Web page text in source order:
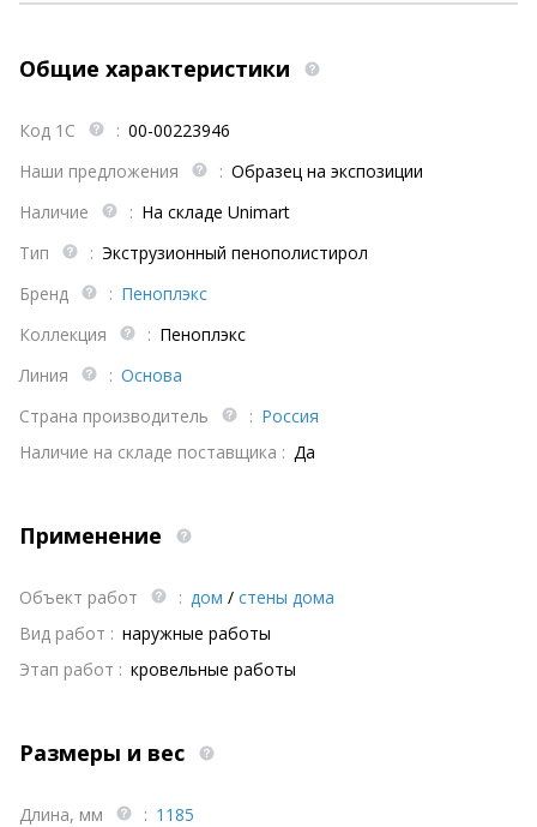
Общие характеристики
Код 1С : 00-00223946
Наши предложения
: Образец на экспозиции
Наличие
: На складе Unimart
Тип
: Экструзионный пенополистирол
Бренд
: Пеноплэкс
Коллекция
: Пеноплэкс
Линия
: Основа
Страна производитель
: Россия
Наличие на складе поставщика : Да
Применение
Объект работ : дом / стены дома
Вид работ : наружные работы
Этап работ : кровельные работы
Размеры и вес
Длина, мм : 1185